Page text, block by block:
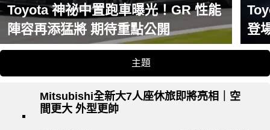
Toyota 神祕中置跑車曝光！GR 性能
陣容再添猛將 期待重點公開
登
主題
Mitsubishi全新大7人座休旅即將亮相｜空
間更大 外型更帥